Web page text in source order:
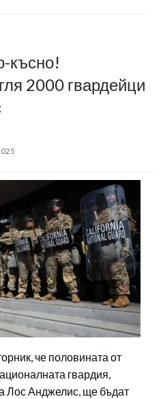
късно!
2000 гвардейци
че половината от
гвардия,
Лос Анджелис, ще бъдат